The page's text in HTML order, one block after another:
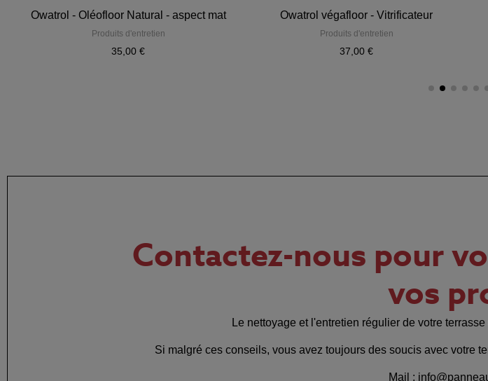
Owatrol - Oléofloor Natural - aspect mat
Produits d'entretien
35,00 €
Owatrol végafloor - Vitrificateur
Produits d'entretien
37,00 €
Contactez-nous pour
vos
Le nettoyage et l'entretien régulier de votre
Si malgré ces conseils, vous avez toujours des soucis avec votre
Mail :